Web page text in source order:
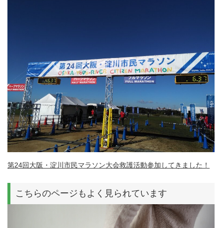
第24回大阪・淀川市民マラソン大会救護活動参加してきました！
こちらのページもよく見られています